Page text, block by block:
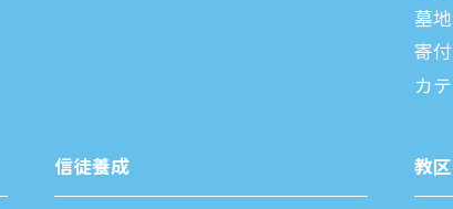
墓地
寄付
カ
信徒養成 教